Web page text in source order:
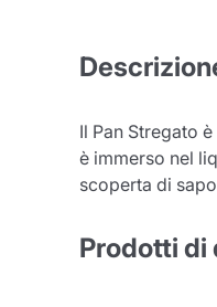
Il Pan Stregato
è immerso nel
scoperta di
Prodotti di